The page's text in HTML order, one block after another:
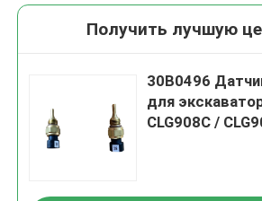
Получить лучшую
30B0496
для
CLG908C /